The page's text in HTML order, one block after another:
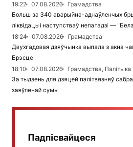
19:22
07.08.2026
Грамадства
Больш за 340 аварыйна-аднаўленчых
ліквідацыі наступстваў непагадзі —
18:24
07.08.2026
Грамадства
Двухгадовая дзяўчынка выпала з акна
Брэсце
18:10
07.08.2026
Грамадства, Палітыка
За тыдзень для дзяцей палітвязняў
заяўленай сумы
Падпісвайцеся